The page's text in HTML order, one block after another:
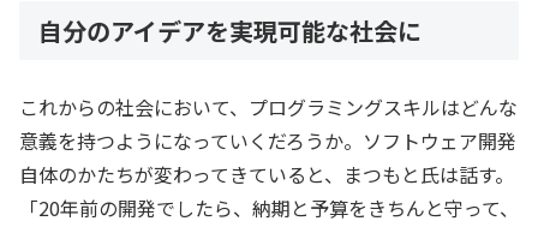
自分のアイデアを実現可能な社会に
これからの社会において、プログラミングスキルはどんな
意義を持つようになっていくだろうか。ソフトウェア開発
自体のかたちが変わってきていると、まつもと氏は話す。
「20年前の開発でしたら、納期と予算をきちんと守って、